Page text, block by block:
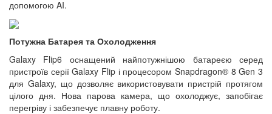
допомогою AI.
Потужна Батарея та Охолодження
Galaxy Flip6 оснащений найпотужнішою батареєю серед
пристроїв серії Galaxy Flip і процесором Snapdragon® 8 Gen 3
для Galaxy, що дозволяє використовувати пристрій протягом
цілого дня. Нова парова камера, що охолоджує, запобігає
перегріву і забезпечує плавну роботу.